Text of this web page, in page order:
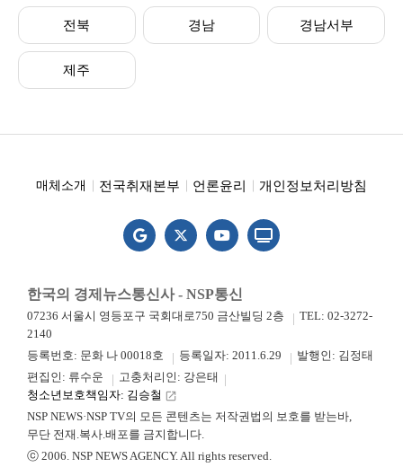
전북 경남 경남서부
제주
매체소개 전국취재본부 언론윤리 개인정보처리방침
한국의 경제뉴스통신사 - NSP통신
07236 서울시 영등포구 국회대로750 금산빌딩 2층
TEL: 02-3272-
2140
등록번호: 문화 나 00018호
등록일자: 2011.6.29
발행인: 김정태
편집인: 류수운
고충처리인: 강은태
청소년보호책임자: 김승철 launch
NSP NEWS·NSP TV의 모든 콘텐츠는 저작권법의 보호를 받는바,
무단 전재.복사.배포를 금지합니다.
ⓒ 2006. NSP NEWS AGENCY. All rights reserved.